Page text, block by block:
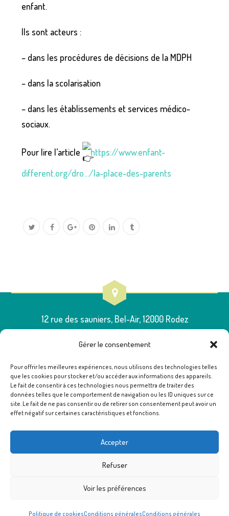
Gérer le consentement
Pour offrir les meilleures expériences, nous utilisons des technologies telles
que les cookies pour stocker et/ou accéder aux informations des appareils.
Le fait de consentir à ces technologies nous permettra de traiter des
données telles que le comportement de navigation ou les ID uniques sur ce
site. Le fait de ne pas consentir ou de retirer son consentement peut avoir un
effet négatif sur certaines caractéristiques et fonctions.
Accepter
Refuser
Voir les préférences
Politique de cookiesConditions généralesConditions générales
enfant.
Ils sont acteurs :
– dans les procédures de décisions de la MDPH
– dans la scolarisation
– dans les établissements et services médico-
sociaux.
Pour lire l’article
https://www.enfant-
different.org/dro…/la-place-des-parents
12 rue des sauniers, Bel-Air, 12000 Rodez
05 65 75 54 00
poleressources12@famillesrurales.org